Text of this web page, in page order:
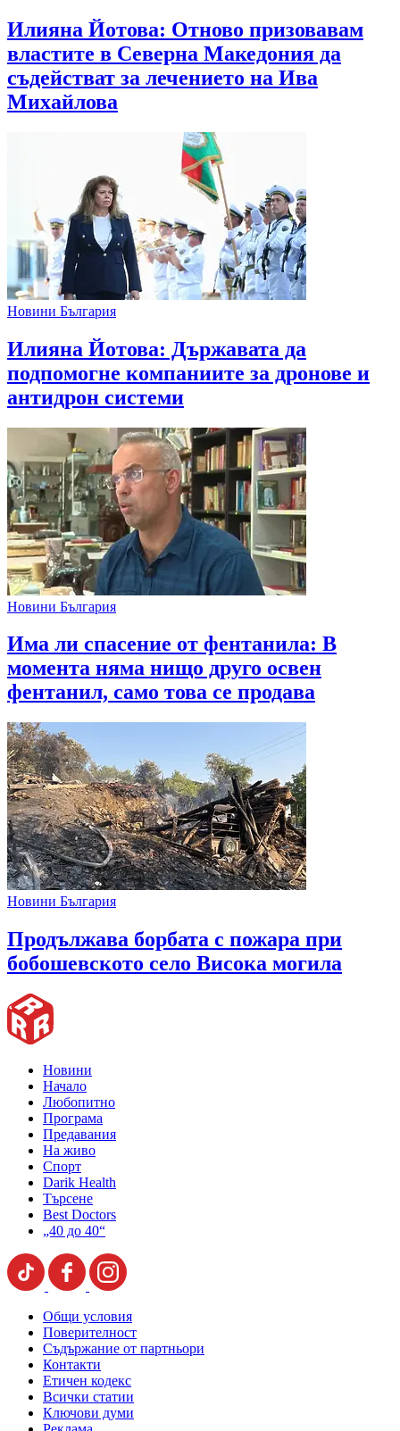
Илияна Йотова: Отново призовавам
властите в Северна Македония да
съдействат за лечението на Ива
Михайлова
Новини България
Илияна Йотова: Държавата да
подпомогне компаниите за дронове и
антидрон системи
Новини България
Има ли спасение от фентанила: В
момента няма нищо друго освен
фентанил, само това се продава
Новини България
Продължава борбата с пожара при
бобошевското село Висока могила
Новини
Начало
Любопитно
Програма
Предавания
На живо
Спорт
Darik Health
Търсене
Best Doctors
„40 до 40“
Общи условия
Поверителност
Съдържание от партньори
Контакти
Етичен кодекс
Всички статии
Ключови думи